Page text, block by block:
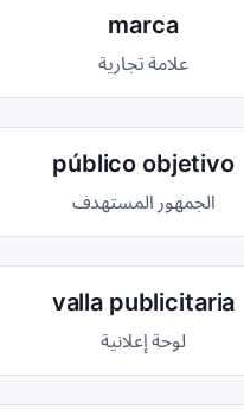
marca
علامة تجارية
público objetivo
الجمهور المستهدف
valla publicitaria
لوحة إعلانية